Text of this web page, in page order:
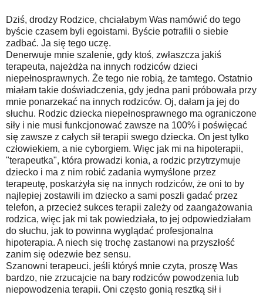
Dziś, drodzy Rodzice, chciałabym Was namówić do tego
byście czasem byli egoistami. Byście potrafili o siebie
zadbać. Ja się tego uczę.
Denerwuje mnie szalenie, gdy ktoś, zwłaszcza jakiś
terapeuta, najeżdża na innych rodziców dzieci
niepełnosprawnych. Że tego nie robią, że tamtego. Ostatnio
miałam takie doświadczenia, gdy jedna pani próbowała przy
mnie ponarzekać na innych rodziców. Oj, dałam ja jej do
słuchu. Rodzic dziecka niepełnosprawnego ma ograniczone
siły i nie musi funkcjonować zawsze na 100% i poświęcać
się zawsze z całych sił terapii swego dziecka. On jest tylko
człowiekiem, a nie cyborgiem. Więc jak mi na hipoterapii,
"terapeutka", która prowadzi konia, a rodzic przytrzymuje
dziecko i ma z nim robić zadania wymyślone przez
terapeutę, poskarżyła się na innych rodziców, że oni to by
najlepiej zostawili im dziecko a sami poszli gadać przez
telefon, a przecież sukces terapii zależy od zaangażowania
rodzica, więc jak mi tak powiedziała, to jej odpowiedziałam
do słuchu, jak to powinna wyglądać profesjonalna
hipoterapia. A niech się trochę zastanowi na przyszłość
zanim się odezwie bez sensu.
Szanowni terapeuci, jeśli któryś mnie czyta, proszę Was
bardzo, nie zrzucajcie na bary rodziców powodzenia lub
niepowodzenia terapii. Oni często gonią resztką sił i